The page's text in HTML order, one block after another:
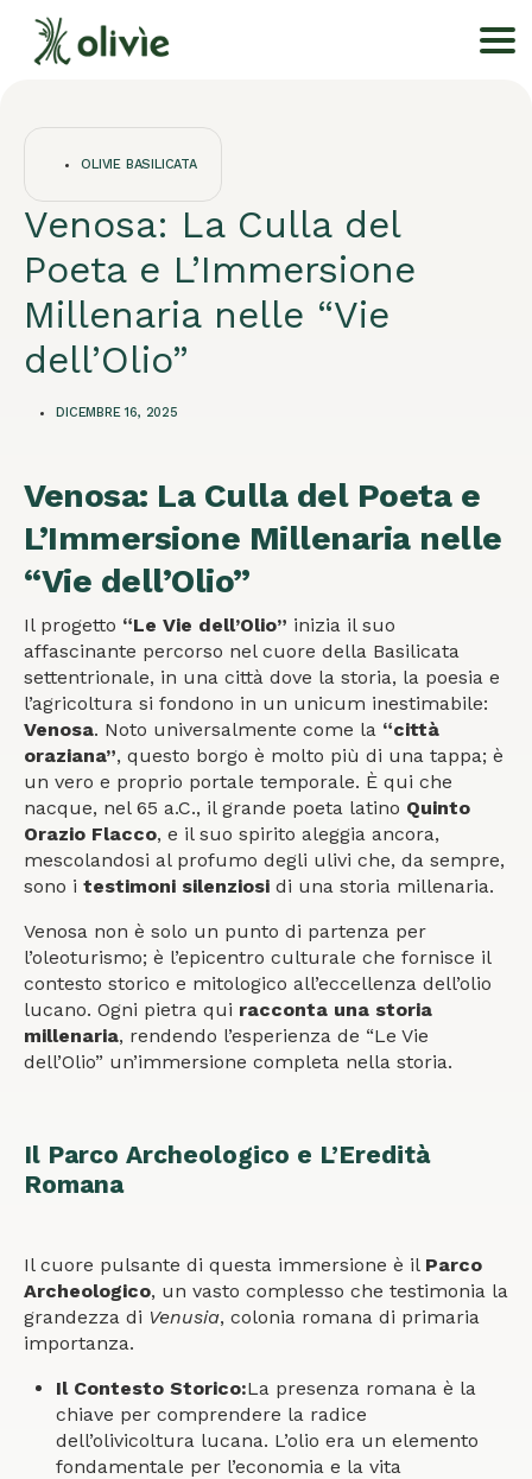
OLIVIE BASILICATA
Venosa: La Culla del
Poeta e L’Immersione
Millenaria nelle “Vie
dell’Olio”
DICEMBRE 16, 2025
Venosa: La Culla del Poeta e
L’Immersione Millenaria nelle
“Vie dell’Olio”
Il progetto “Le Vie dell’Olio” inizia il suo
affascinante percorso nel cuore della Basilicata
settentrionale, in una città dove la storia, la poesia e
l’agricoltura si fondono in un unicum inestimabile:
Venosa. Noto universalmente come la “città
oraziana”, questo borgo è molto più di una tappa; è
un vero e proprio portale temporale. È qui che
nacque, nel 65 a.C., il grande poeta latino Quinto
Orazio Flacco, e il suo spirito aleggia ancora,
mescolandosi al profumo degli ulivi che, da sempre,
sono i testimoni silenziosi di una storia millenaria.
Venosa non è solo un punto di partenza per
l’oleoturismo; è l’epicentro culturale che fornisce il
contesto storico e mitologico all’eccellenza dell’olio
lucano. Ogni pietra qui racconta una storia
millenaria, rendendo l’esperienza de “Le Vie
dell’Olio” un’immersione completa nella storia.
Il Parco Archeologico e L’Eredità
Romana
Il cuore pulsante di questa immersione è il Parco
Archeologico, un vasto complesso che testimonia la
grandezza di Venusia, colonia romana di primaria
importanza.
Il Contesto Storico:La presenza romana è la
chiave per comprendere la radice
dell’olivicoltura lucana. L’olio era un elemento
fondamentale per l’economia e la vita